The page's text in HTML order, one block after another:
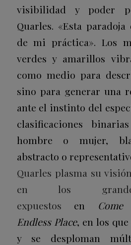
visibilidad y poder
Quarles. «Esta
de mi práctica». Los
verdes y amarillos
como medio para
sino para generar una
ante el instinto del
clasificaciones
hombre o mujer,
abstracto o
Quarles plasma su
en los
expuestos en
Endless Place, en los
y se desploman